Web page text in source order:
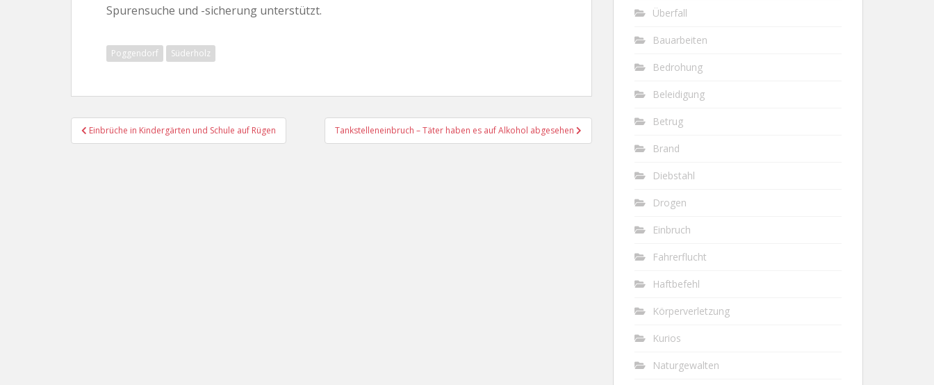
Spurensuche und -sicherung unterstützt.
Poggendorf Süderholz
Beitragsnavigation
Einbrüche in Kindergärten und Schule auf Rügen Tankstelleneinbruch – Täter haben es auf Alkohol abgesehen
Überfall
Bauarbeiten
Bedrohung
Beleidigung
Betrug
Brand
Diebstahl
Drogen
Einbruch
Fahrerflucht
Haftbefehl
Körperverletzung
Kurios
Naturgewalten